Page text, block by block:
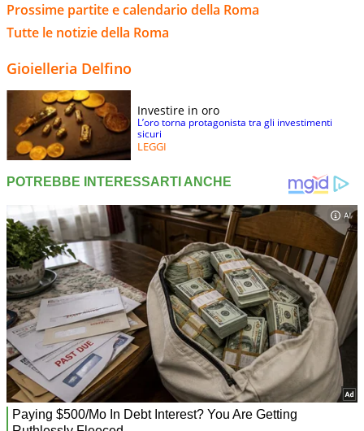
Prossime partite e calendario della Roma
Tutte le notizie della Roma
Gioielleria Delfino
Investire in oro
L’oro torna protagonista tra gli investimenti
sicuri
LEGGI